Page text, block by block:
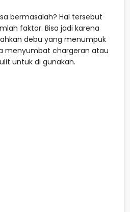
bermasalah? Hal tersebut
faktor. Bisa jadi karena
debu yang menumpuk
menyumbat chargeran atau
untuk di gunakan.